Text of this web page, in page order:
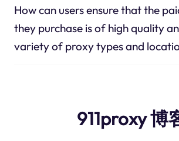
How can users ensure that the
they purchase is of high quality
variety of proxy types and
911proxy 博